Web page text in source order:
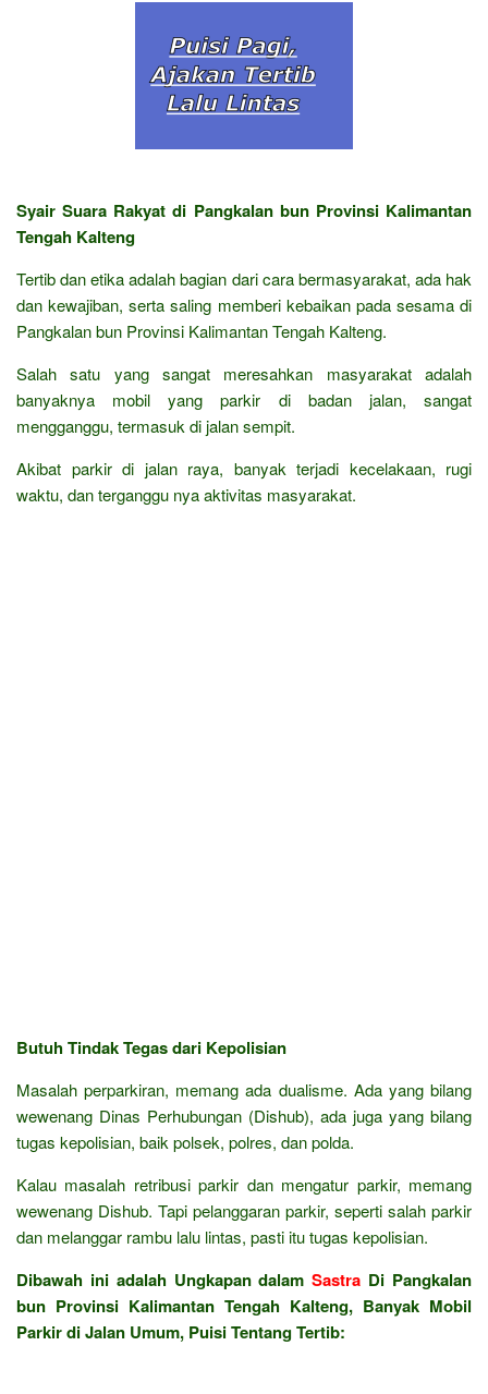
Syair Suara Rakyat di Pangkalan bun Provinsi Kalimantan
Tengah Kalteng
Tertib dan etika adalah bagian dari cara bermasyarakat, ada hak
dan kewajiban, serta saling memberi kebaikan pada sesama di
Pangkalan bun Provinsi Kalimantan Tengah Kalteng.
Salah satu yang sangat meresahkan masyarakat adalah
banyaknya mobil yang parkir di badan jalan, sangat
mengganggu, termasuk di jalan sempit.
Akibat parkir di jalan raya, banyak terjadi kecelakaan, rugi
waktu, dan terganggu nya aktivitas masyarakat.
Butuh Tindak Tegas dari Kepolisian
Masalah perparkiran, memang ada dualisme. Ada yang bilang
wewenang Dinas Perhubungan (Dishub), ada juga yang bilang
tugas kepolisian, baik polsek, polres, dan polda.
Kalau masalah retribusi parkir dan mengatur parkir, memang
wewenang Dishub. Tapi pelanggaran parkir, seperti salah parkir
dan melanggar rambu lalu lintas, pasti itu tugas kepolisian.
Dibawah ini adalah Ungkapan dalamSastra Di Pangkalan
bun Provinsi Kalimantan Tengah Kalteng, Banyak Mobil
Parkir di Jalan Umum, Puisi Tentang Tertib: